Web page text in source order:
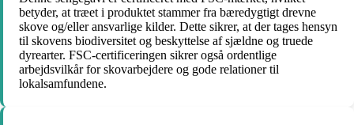
betyder, at træet i produktet stammer fra bæredygtigt drevne
skove og/eller ansvarlige kilder. Dette sikrer, at der tages hensyn
til skovens biodiversitet og beskyttelse af sjældne og truede
dyrearter. FSC-certificeringen sikrer også ordentlige
arbejdsvilkår for skovarbejdere og gode relationer til
lokalsamfundene.